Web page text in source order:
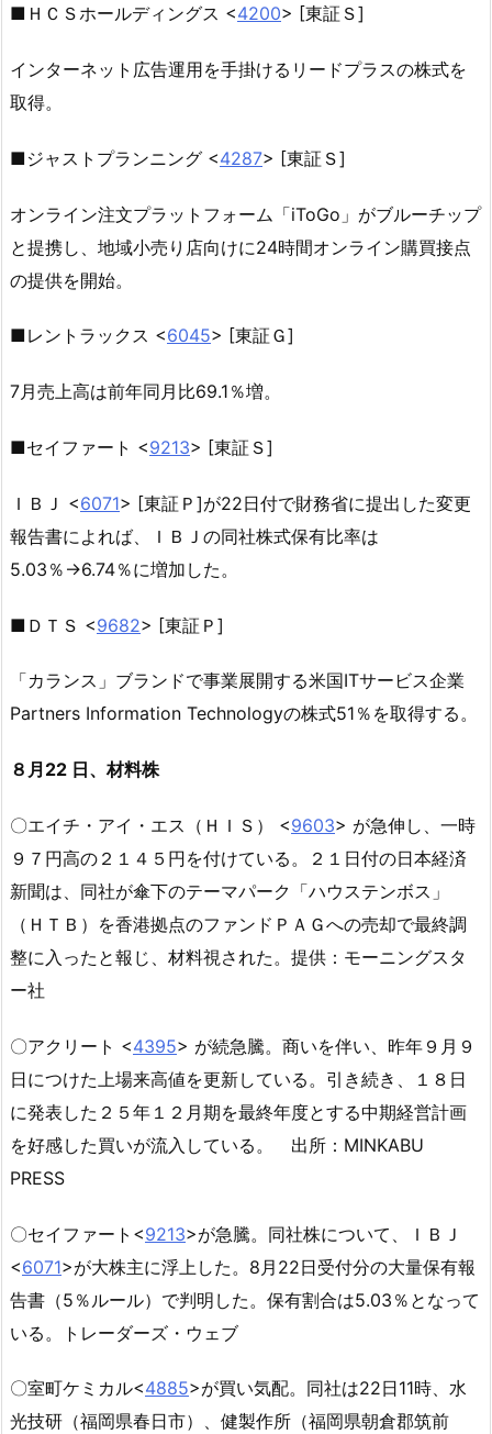
■ＨＣＳホールディングス <4200> [東証Ｓ]
インターネット広告運用を手掛けるリードプラスの株式を
取得。
■ジャストプランニング <4287> [東証Ｓ]
オンライン注文プラットフォーム「iToGo」がブルーチップ
と提携し、地域小売り店向けに24時間オンライン購買接点
の提供を開始。
■レントラックス <6045> [東証Ｇ]
7月売上高は前年同月比69.1％増。
■セイファート <9213> [東証Ｓ]
ＩＢＪ <6071> [東証Ｐ]が22日付で財務省に提出した変更
報告書によれば、ＩＢＪの同社株式保有比率は
5.03％→6.74％に増加した。
■ＤＴＳ <9682> [東証Ｐ]
「カランス」ブランドで事業展開する米国ITサービス企業
Partners Information Technologyの株式51％を取得する。
８月22 日、材料株
〇エイチ・アイ・エス（ＨＩＳ） <9603> が急伸し、一時
９７円高の２１４５円を付けている。２１日付の日本経済
新聞は、同社が傘下のテーマパーク「ハウステンボス」
（ＨＴＢ）を香港拠点のファンドＰＡＧへの売却で最終調
整に入ったと報じ、材料視された。提供：モーニングスタ
ー社
〇アクリート <4395> が続急騰。商いを伴い、昨年９月９
日につけた上場来高値を更新している。引き続き、１８日
に発表した２５年１２月期を最終年度とする中期経営計画
を好感した買いが流入している。 出所：MINKABU
PRESS
〇セイファート<9213>が急騰。同社株について、ＩＢＪ
<6071>が大株主に浮上した。8月22日受付分の大量保有報
告書（5％ルール）で判明した。保有割合は5.03％となって
いる。トレーダーズ・ウェブ
〇室町ケミカル<4885>が買い気配。同社は22日11時、水
光技研（福岡県春日市）、健製作所（福岡県朝倉郡筑前